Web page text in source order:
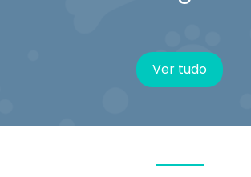
Ver tudo